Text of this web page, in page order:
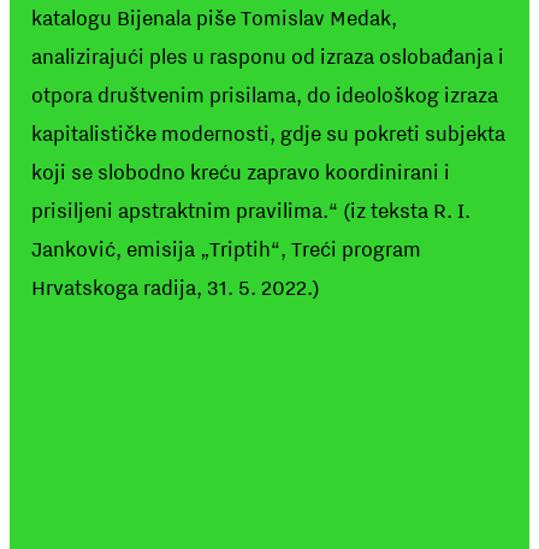
katalogu Bijenala piše Tomislav Medak,
analizirajući ples u rasponu od izraza oslobađanja i
otpora društvenim prisilama, do ideološkog izraza
kapitalističke modernosti, gdje su pokreti subjekta
koji se slobodno kreću zapravo koordinirani i
prisiljeni apstraktnim pravilima.“ (iz teksta R. I.
Janković, emisija „Triptih“, Treći program
Hrvatskoga radija, 31. 5. 2022.)